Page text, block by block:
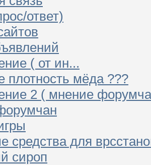
ответ)
( от ин...
плотность мёда ???
2 ( мнение
средства для
сироп